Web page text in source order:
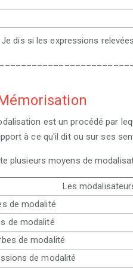
Je dis si les expressions
est un procédé par
à ce qu'il dit ou sur ses
plusieurs moyens de
Les
de modalité
de modalité
de modalité
de modalité